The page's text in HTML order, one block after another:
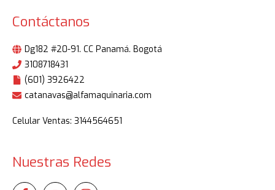
Contáctanos
Dg182 #20-91. CC Panamá. Bogotá
3108718431
(601) 3926422
catanavas@alfamaquinaria.com
Celular Ventas: 3144564651
Nuestras Redes